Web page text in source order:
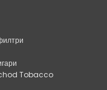
Tobacco